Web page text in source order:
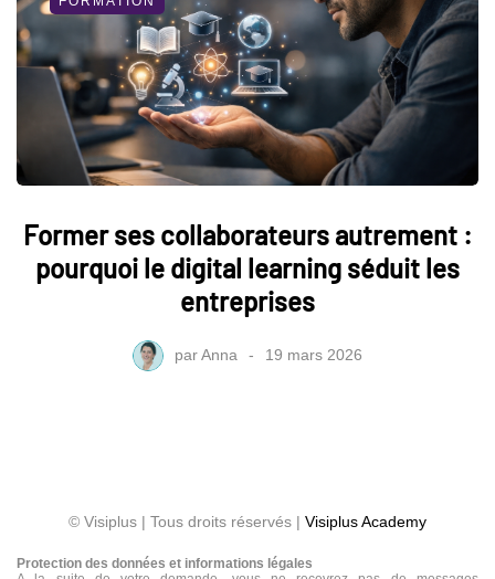
Former ses collaborateurs autrement :
pourquoi le digital learning séduit les
entreprises
parAnna 19 mars 2026
© Visiplus | Tous droits réservés | Visiplus Academy
Protection des données et informations légales